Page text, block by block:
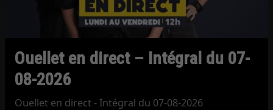
Ouellet en direct – Intégral du 07-
08-2026
Ouellet en direct - Intégral du 07-08-2026